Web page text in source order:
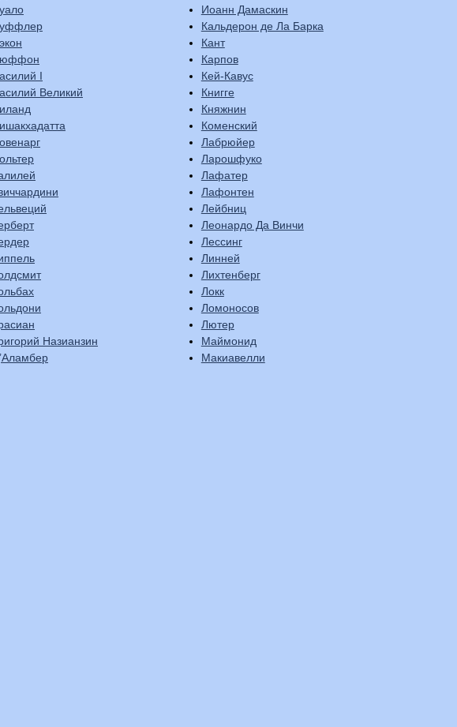
I
Великий
Назианзин
Иоанн Дамаскин
Кальдерон де Ла Барка
Кант
Карпов
Кей-Кавус
Книгге
Княжнин
Коменский
Лабрюйер
Ларошфуко
Лафатер
Лафонтен
Лейбниц
Леонардо Да Винчи
Лессинг
Линней
Лихтенберг
Локк
Ломоносов
Лютер
Маймонид
Макиавелли